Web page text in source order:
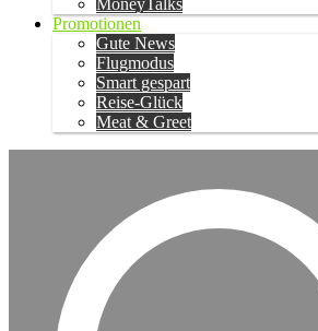
MoneyTalks
Promotionen
Gute News
Flugmodus
Smart gespart
Reise-Glück
Meat & Greet